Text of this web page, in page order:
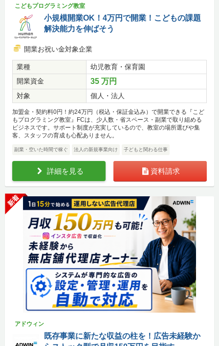
こどもプログラミング教室
小規模開業OK！4万円で開業！こどもの課題
解決能力を伸ばそう
開業お祝い金対象企業
業種
幼児教育・保育園
開業資金
35 万円
対象 個人・法人
加盟金・契約料0円！約24万円（税込・保証金込み）で開業できる『こど
もプログラミング教室』FCは、少人数・省スペース・副業で取り組める
ビジネスです。サポート制度が充実しているので、教室の場所選びや集
客、スタッフの育成も心配ありません。
副業・空いた時間で稼ぐ 法人の新規事業向け 子どもと関わる仕事
詳細を見る 資料請求
新着
アドウィン
既存事業に新たな収益の柱を！広告未経験か